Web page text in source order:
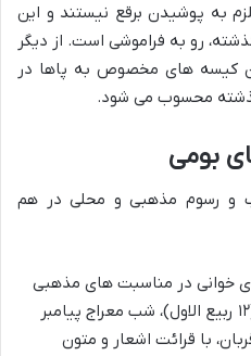
به پوشیدن برقع نیستند و این
رو به فراموشی است. از دیگر
کیسه های مخصوص به پاها در
محسوب می شود.
بومی
و رسوم مذهبی و محلی در هم
خوانی در مناسبت های مذهبی
مهمی همچون تولد پیامبر (۱۲ ربیع الاول)، شب معراج پیامبر
با قرائت اشعار و متون